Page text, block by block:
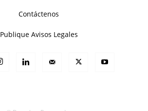
Contáctenos
Publique Avisos Legales